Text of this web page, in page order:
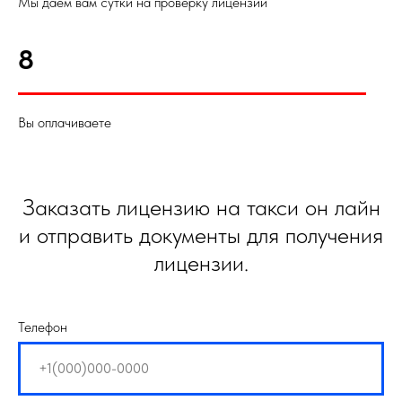
8
Вы оплачиваете
Заказать лицензию на такси он лайн
и отправить документы для получения
лицензии.
Телефон